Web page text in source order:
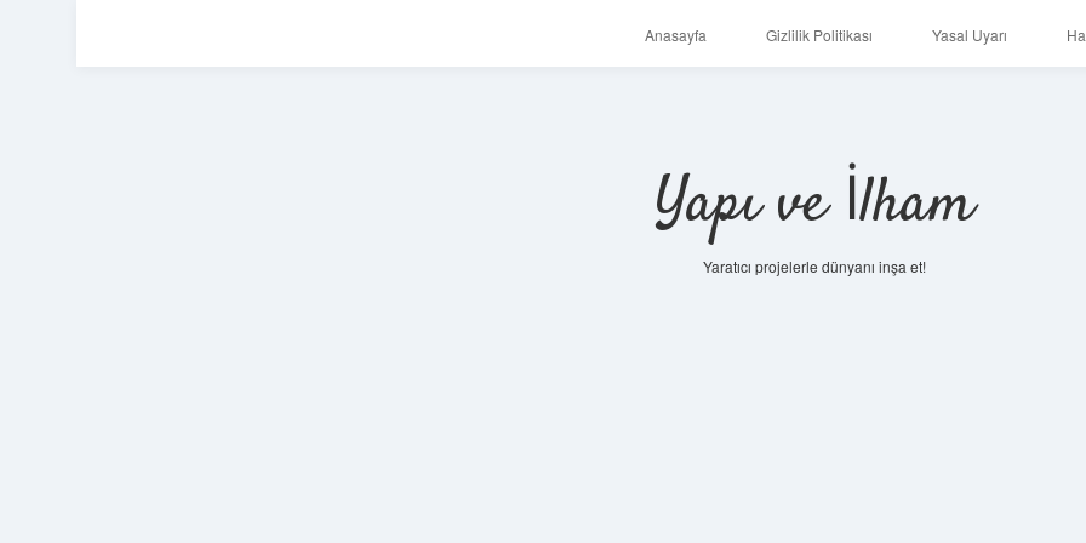
Anasayfa Gizlilik Politikası Yasal Uyarı
Yapı ve İlham
Yaratıcı projelerle dünyanı inşa et!